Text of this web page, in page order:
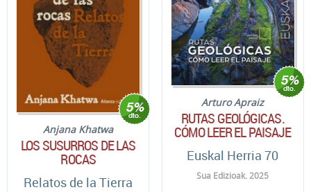
Anjana Khatwa
LOS SUSURROS DE LAS
ROCAS
Relatos de la Tierra
Arturo Apraiz
RUTAS GEOLÓGICAS.
CÓMO LEER EL PAISAJE
Euskal Herria 70
Sua Edizioak. 2025